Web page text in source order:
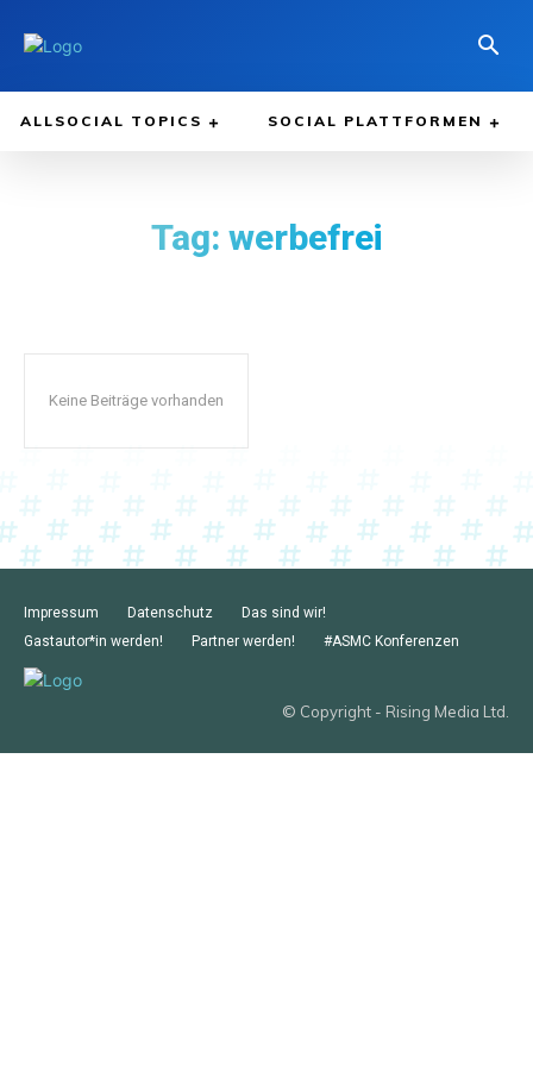
ALLSOCIAL TOPICS SOCIAL PLATTFORMEN
Tag: werbefrei
Keine Beiträge vorhanden
Impressum Datenschutz
Das sind wir!
Gastautor*in werden!
Partner werden! #ASMC Konferenzen
© Copyright - Rising Media Ltd.